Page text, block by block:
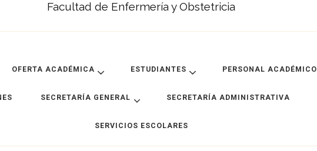
Facultad de Enfermería y Obstetricia
OFERTA ACADÉMICA ESTUDIANTES PERSONAL ACADÉMICO
SECRETARÍA GENERAL SECRETARÍA ADMINISTRATIVA
SERVICIOS ESCOLARES